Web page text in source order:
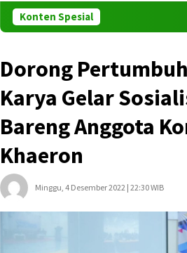
Konten Spesial
Dorong
Karya Gelar
Bareng Anggota
Khaeron
Minggu, 4 Desember 2022 | 22:30 WIB